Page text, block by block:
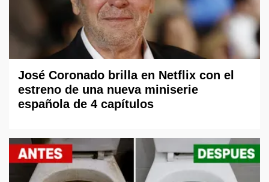
José Coronado brilla en Netflix con el
estreno de una nueva miniserie
española de 4 capítulos